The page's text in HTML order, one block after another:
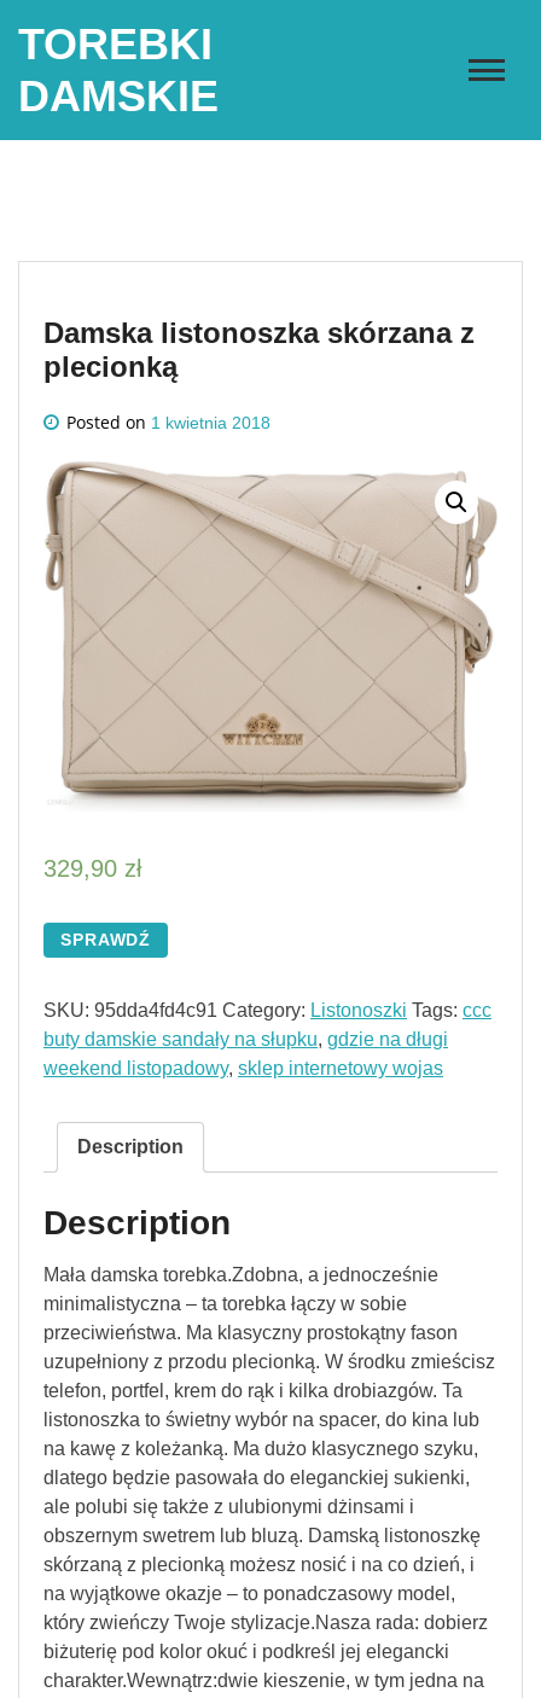
TOREBKI
DAMSKIE
Damska listonoszka skórzana z
plecionką
Posted on 1 kwietnia 2018
329,90 zł
SPRAWDŹ
SKU: 95dda4fd4c91 Category: Listonoszki Tags: ccc
buty damskie sandały na słupku, gdzie na długi
weekend listopadowy, sklep internetowy wojas
Description
Description
Mała damska torebka.Zdobna, a jednocześnie
minimalistyczna – ta torebka łączy w sobie
przeciwieństwa. Ma klasyczny prostokątny fason
uzupełniony z przodu plecionką. W środku zmieścisz
telefon, portfel, krem do rąk i kilka drobiazgów. Ta
listonoszka to świetny wybór na spacer, do kina lub
na kawę z koleżanką. Ma dużo klasycznego szyku,
dlatego będzie pasowała do eleganckiej sukienki,
ale polubi się także z ulubionymi dżinsami i
obszernym swetrem lub bluzą. Damską listonoszkę
skórzaną z plecionką możesz nosić i na co dzień, i
na wyjątkowe okazje – to ponadczasowy model,
który zwieńczy Twoje stylizacje.Nasza rada: dobierz
biżuterię pod kolor okuć i podkreśl jej elegancki
charakter.Wewnątrz:dwie kieszenie, w tym jedna na